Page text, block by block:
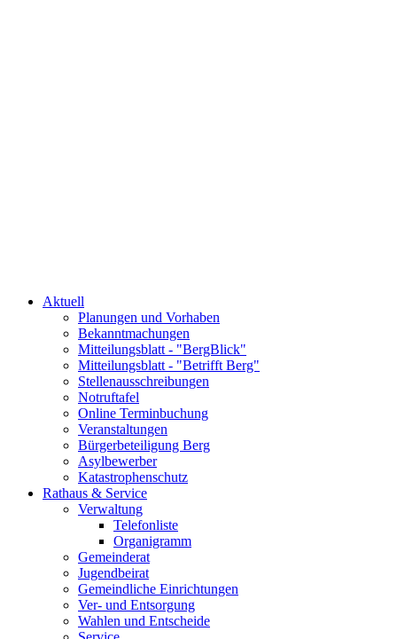
Aktuell
Planungen und Vorhaben
Bekanntmachungen
Mitteilungsblatt - "BergBlick"
Mitteilungsblatt - "Betrifft Berg"
Stellenausschreibungen
Notruftafel
Online Terminbuchung
Veranstaltungen
Bürgerbeteiligung Berg
Asylbewerber
Katastrophenschutz
Rathaus & Service
Verwaltung
Telefonliste
Organigramm
Gemeinderat
Jugendbeirat
Gemeindliche Einrichtungen
Ver- und Entsorgung
Wahlen und Entscheide